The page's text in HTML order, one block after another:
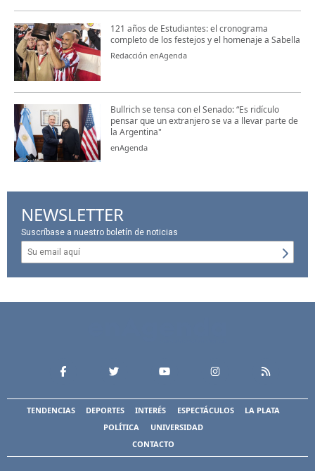
121 años de Estudiantes: el cronograma
completo de los festejos y el homenaje a Sabella
Redacción enAgenda
Bullrich se tensa con el Senado: “Es ridículo
pensar que un extranjero se va a llevar parte de
la Argentina"
enAgenda
NEWSLETTER
Suscríbase a nuestro boletín de noticias
TENDENCIAS DEPORTES INTERÉS ESPECTÁCULOS
LA PLATA
POLÍTICA
UNIVERSIDAD
CONTACTO